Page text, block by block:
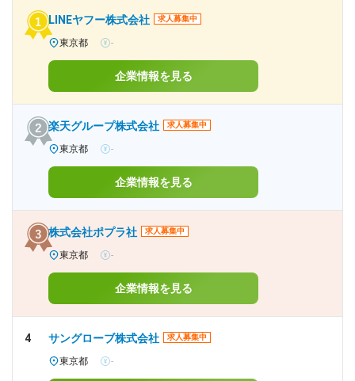
LINEヤフー株式会社 求人募集中
東京都 -
企業情報を見る
楽天グループ株式会社 求人募集中
東京都 -
企業情報を見る
株式会社ポプラ社 求人募集中
東京都 -
企業情報を見る
4 サングローブ株式会社 求人募集中
東京都 -